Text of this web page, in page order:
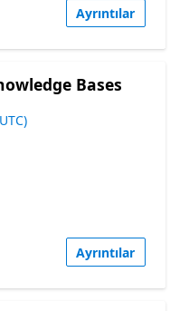
Ayrıntılar
Bases
Ayrıntılar